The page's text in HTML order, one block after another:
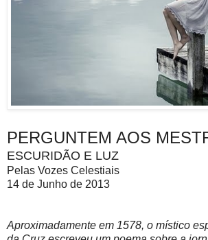
PERGUNTEM AOS
ESCURIDÃO E LUZ
Pelas Vozes Celestiais
14 de Junho de 2013
Aproximadamente em 1578, o místico